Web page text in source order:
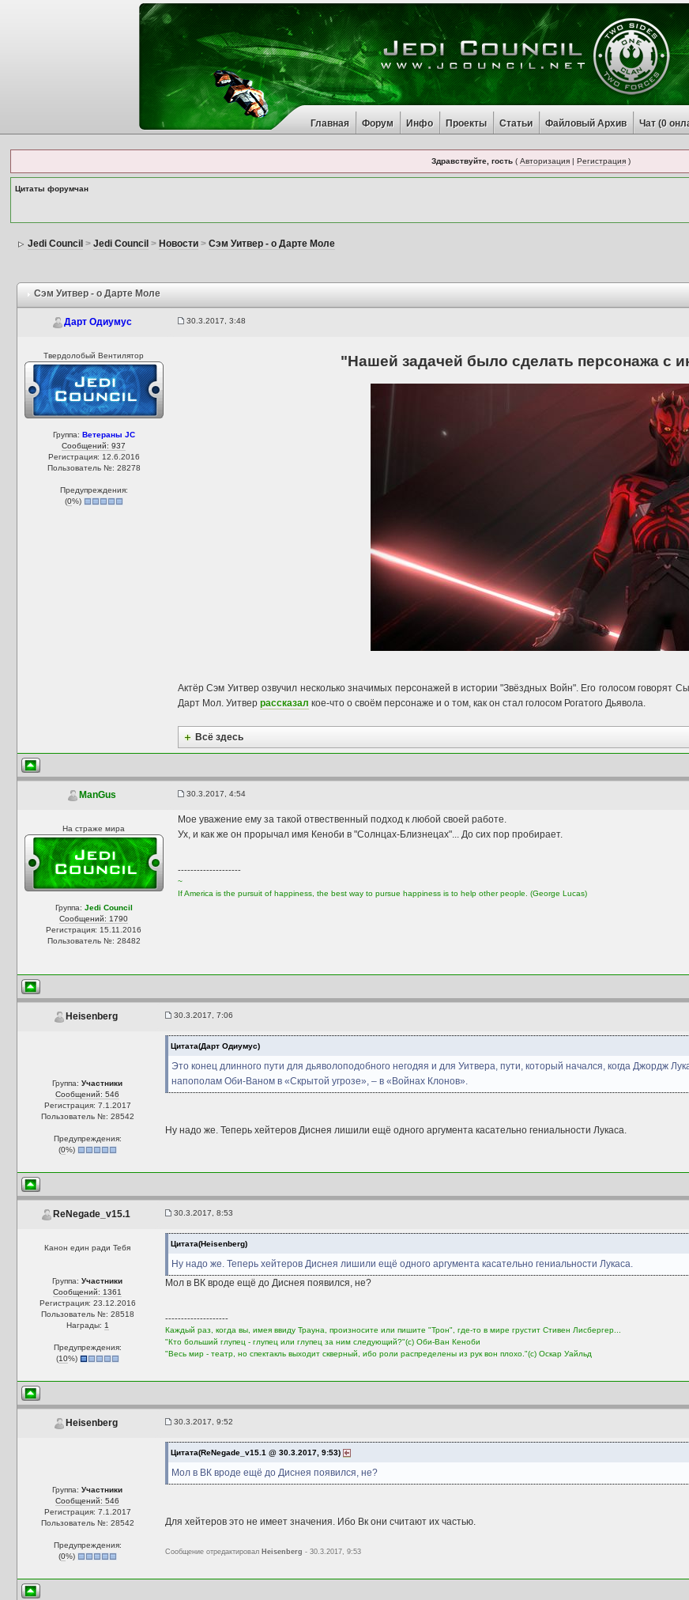
Главная Форум Инфо Проекты Статьи Файловый Архив Чат (0
Здравствуйте, гость( Авторизация| Регистрация)
Цитаты форумчан
Jedi Council > Jedi Council > Новости> Сэм Уитвер - о Дарте Моле
Сэм Уитвер - о Дарте Моле
Дарт Одиумус 30.3.2017, 3:48
Твердолобый Вентилятор
Группа: Ветераны JC
Сообщений: 937
Регистрация: 12.6.2016
Пользователь №: 28278
Предупреждения:
(0%)
"Нашей задачей было сделать персонажа с
Актёр Сэм Уитвер озвучил несколько значимых персонажей в истории "Звёздных Войн". Его голосом
Дарт Мол. Уитвер рассказал кое-что о своём персонаже и о том, как он стал голосом Рогатого Дьявола.
Всё здесь
ManGus 30.3.2017, 4:54
На страже мира
Группа: Jedi Council
Сообщений: 1790
Регистрация: 15.11.2016
Пользователь №: 28482
Мое уважение ему за такой отвественный подход к любой своей работе.
Ух, и как же он прорычал имя Кеноби в "Солнцах-Близнецах"... До сих пор пробирает.
--------------------
~
If America is the pursuit of happiness, the best way to pursue happiness is to help other people. (George Lucas)
Heisenberg 30.3.2017, 7:06
Группа:Участники
Сообщений: 546
Регистрация: 7.1.2017
Пользователь №: 28542
Предупреждения:
(0%)
Цитата(Дарт Одиумус)
Это конец длинного пути для дьяволоподобного негодяя и для Уитвера, пути, который начался, когда Джордж
напополам Оби-Ваном в «Скрытой угрозе», – в «Войнах Клонов».
Ну надо же. Теперь хейтеров Диснея лишили ещё одного аргумента касательно гениальности Лукаса.
ReNegade_v15.1 30.3.2017, 8:53
Канон един ради Тебя
Группа:Участники
Сообщений: 1361
Регистрация: 23.12.2016
Пользователь №: 28518
Награды: 1
Предупреждения:
(10%)
Цитата(Heisenberg)
Ну надо же. Теперь хейтеров Диснея лишили ещё одного аргумента касательно гениальности Лукаса.
Мол в ВК вроде ещё до Диснея появился, не?
--------------------
Каждый раз, когда вы, имея ввиду Трауна, произносите или пишите "Трон", где-то в мире грустит Стивен Лисбергер...
"Кто больший глупец - глупец или глупец за ним следующий?"(с) Оби-Ван Кеноби
"Весь мир - театр, но спектакль выходит скверный, ибо роли распределены из рук вон плохо."(с) Оскар Уайльд
Heisenberg 30.3.2017, 9:52
Группа:Участники
Сообщений: 546
Регистрация: 7.1.2017
Пользователь №: 28542
Предупреждения:
(0%)
Цитата(ReNegade_v15.1 @ 30.3.2017, 9:53)
Мол в ВК вроде ещё до Диснея появился, не?
Для хейтеров это не имеет значения. Ибо Вк они считают их частью.
Сообщение отредактировал Heisenberg - 30.3.2017, 9:53